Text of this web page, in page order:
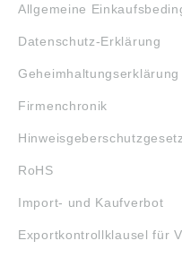
Allgemeine
Datenschutz-Erklärung
Geheimhaltungserklärung
Firmenchronik
Hinweisgeberschutzgesetz
RoHS
Import- und Kaufverbot
Exportkontrollklausel für